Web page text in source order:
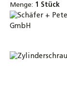
Menge: 1 Stück
Bildergalerie